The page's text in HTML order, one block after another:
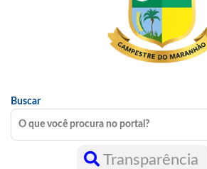
Buscar
Transparência